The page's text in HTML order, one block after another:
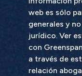
web es sólo
generales y
jurídico. Ver
con
a través de
relación